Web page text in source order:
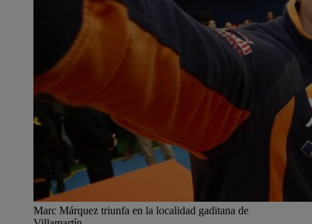
Marc Márquez triunfa en la localidad gaditana de